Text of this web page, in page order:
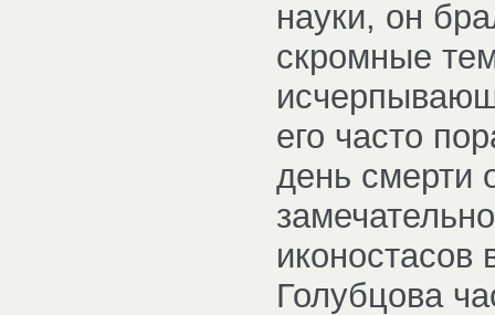
науки, он
скромные
его часто
день смерти
Голубцова